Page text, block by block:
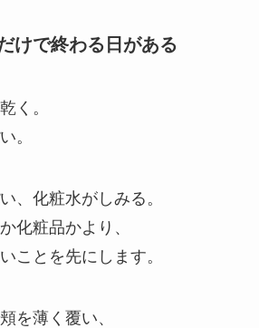
けで終わる日がある
く。
。
、化粧水がしみる。
化粧品かより、
ことを先にします。
を薄く覆い、